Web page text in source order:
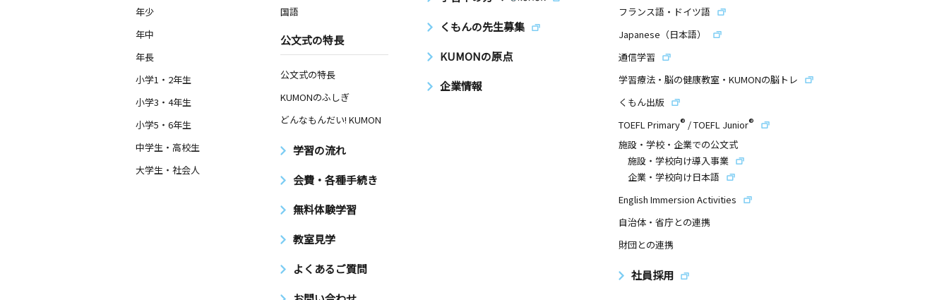
金
千葉県習志野市奏の杜１丁目６－２５－２０２
谷津パーク東教室
金 土 日
千葉県習志野市谷津２丁目２０‐１２ ジュネス
金 土
千葉県習志野市谷津１丁目１８－３０－２０１奏
前原西４丁目教室
年少
年中
年長
小学1・2年生
小学3・4年生
小学5・6年生
中学生・高校生
大学生・社会人
国語
公文式の特長
公文式の特長
KUMONのふしぎ
どんなもんだい! KUMON
学習の流れ
会費・各種手続き
無料体験学習
教室見学
よくあるご質問
くもんの先生募集
KUMONの原点
企業情報
フランス語・ドイツ語
Japanese（日本語）
通信学習
学習療法・脳の健康教室・KUMONの脳トレ
くもん出版
TOEFL Primary® /TOEFL Junior®
施設・学校・企業での公文式
施設・学校向け導入事業
企業・学校向け日本語
English Immersion Activities
自治体・省庁との連携
財団との連携
社員採用